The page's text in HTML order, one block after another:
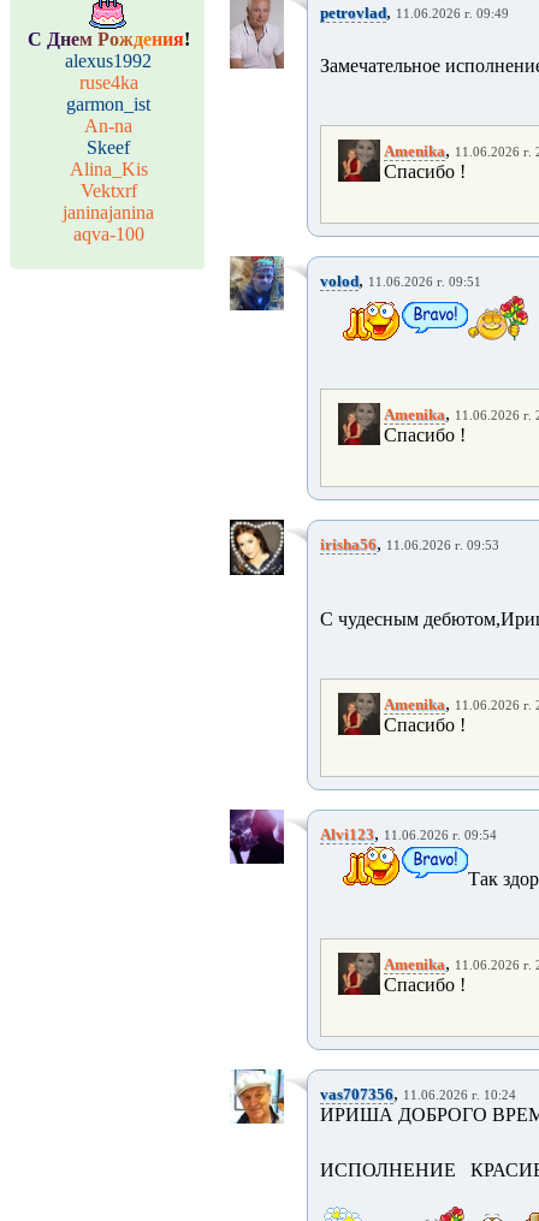
С Днем Рождения!
alexus1992
ruse4ka
garmon_ist
An-na
Skeef
Alina_Kis
Vektxrf
janinajanina
aqva-100
petrovlad, 11.06.2026 г. 09:49
Замечательное
Amenika, 11.06.2026 г.
Спасибо !
volod, 11.06.2026 г. 09:51
Amenika, 11.06.2026 г.
Спасибо !
irisha56, 11.06.2026 г. 09:53
С чудесным
Amenika, 11.06.2026 г.
Спасибо !
Alvi123, 11.06.2026 г. 09:54
Так
Amenika, 11.06.2026 г.
Спасибо !
vas707356, 11.06.2026 г. 10:24
ИРИША ДОБРОГО
ИСПОЛНЕНИЕ